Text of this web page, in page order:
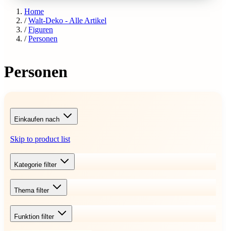
Home
/ Walt-Deko - Alle Artikel
/ Figuren
/ Personen
Personen
Einkaufen nach
Skip to product list
Kategorie filter
Thema filter
Funktion filter